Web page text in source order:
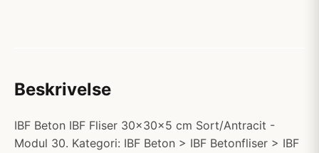
Beskrivelse
IBF Beton IBF Fliser 30x30x5 cm Sort/Antracit -
Modul 30. Kategori: IBF Beton > IBF Betonfliser > IBF